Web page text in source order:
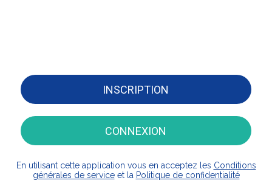
INSCRIPTION
CONNEXION
En utilisant cette application vous en acceptez les Conditions
générales de serviceet la Politique de confidentialité